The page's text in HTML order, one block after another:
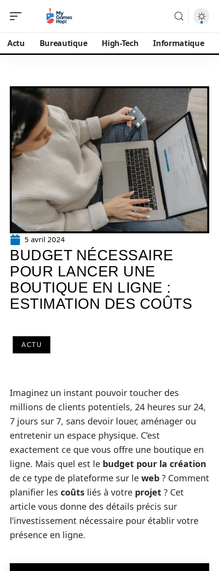
Actu Bureautique High-Tech Informatique
5 avril 2024
BUDGET NÉCESSAIRE
POUR LANCER UNE
BOUTIQUE EN LIGNE :
ESTIMATION DES COÛTS
ACTU
Imaginez un instant pouvoir toucher des
millions de clients potentiels, 24 heures sur 24,
7 jours sur 7, sans devoir louer, aménager ou
entretenir un espace physique. C’est
exactement ce que vous offre une boutique en
ligne. Mais quel est le budget pour la création
de ce type de plateforme sur le web ? Comment
planifier les coûts liés à votre projet ? Cet
article vous donne des détails précis sur
l’investissement nécessaire pour établir votre
présence en ligne.